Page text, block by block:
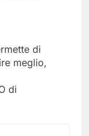
di
meglio,
di